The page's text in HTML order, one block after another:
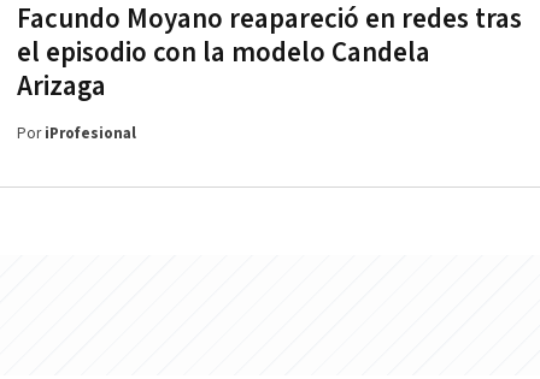
Facundo Moyano reapareció en redes tras
el episodio con la modelo Candela
Arizaga
PoriProfesional